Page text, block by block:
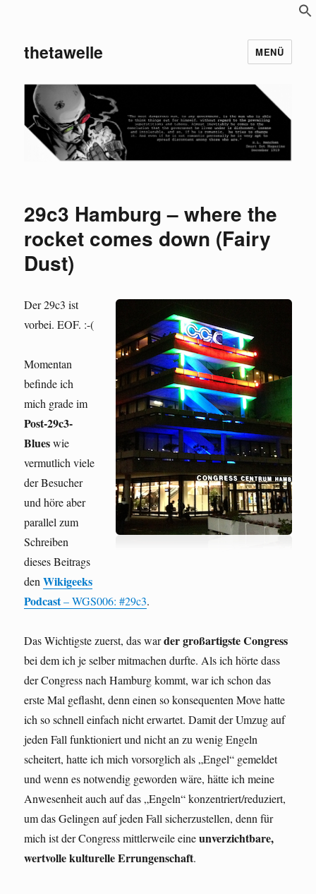
thetawelle MENÜ
29c3 Hamburg – where the
rocket comes down (Fairy
Dust)
Der 29c3 ist
vorbei. EOF. :-(
Momentan
befinde ich
mich grade im
Post-29c3-
Blueswie
vermutlich viele
der Besucher
und höre aber
parallel zum
Schreiben
dieses Beitrags
denWikigeeks
Podcast– WGS006: #29c3.
Das Wichtigste zuerst, das warder großartigste Congress
bei dem ich je selber mitmachen durfte. Als ich hörte dass
der Congress nach Hamburg kommt, war ich schon das
erste Mal geflasht, denn einen so konsequenten Move hatte
ich so schnell einfach nicht erwartet. Damit der Umzug auf
jeden Fall funktioniert und nicht an zu wenig Engeln
scheitert, hatte ich mich vorsorglich als „Engel“ gemeldet
und wenn es notwendig geworden wäre, hätte ich meine
Anwesenheit auch auf das „Engeln“ konzentriert/reduziert,
um das Gelingen auf jeden Fall sicherzustellen, denn für
mich ist der Congress mittlerweile eineunverzichtbare,
wertvolle kulturelle Errungenschaft.